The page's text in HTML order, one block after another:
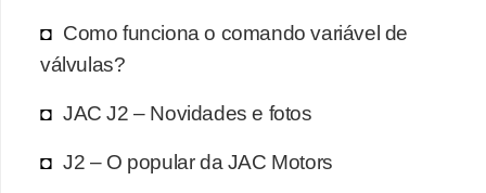
Como funciona o comando variável de
válvulas?
JAC J2 – Novidades e fotos
J2 – O popular da JAC Motors